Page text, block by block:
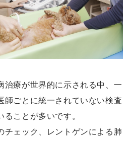
治療が世界的に示される中、一
師ごとに統一されていない検査
ことが多いです。
チェック、レントゲンによる肺